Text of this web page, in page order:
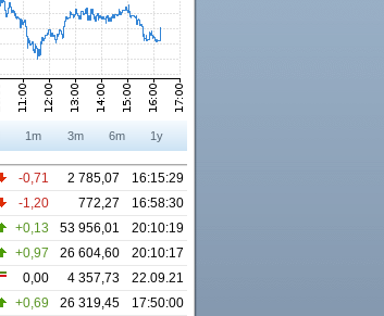
1m 3m 6m 1y
-0,71 2 785,07
16:15:29
-1,20 772,27
16:58:30
+0,13 53 956,01
20:10:19
+0,97 26 604,60
20:10:17
0,00 4 357,73
22.09.21
+0,69 26 319,45 17:50:00